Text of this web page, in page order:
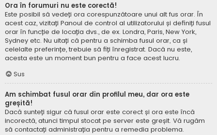
Ora în forumuri nu este corectă!
Este posibil să vedeți ora corespunzătoare unui alt fus orar. În
acest caz, vizitați Panoul de control al utilizatorului și definiți fusul
orar în funcție de locația dvs., de ex. Londra, Paris, New York,
Sydney etc. Nu uitați că pentru a schimba fusul orar, ca și
celelalte preferințe, trebuie să fiți înregistrat. Dacă nu este,
acesta este un moment bun pentru a face acest lucru.
Sus
Am schimbat fusul orar din profilul meu, dar ora este
greșită!
Dacă sunteți sigur că fusul orar este corect și ora este încă
incorectă, atunci timpul stocat pe server este greșit. Vă rugăm
să contactați administrația pentru a remedia problema.